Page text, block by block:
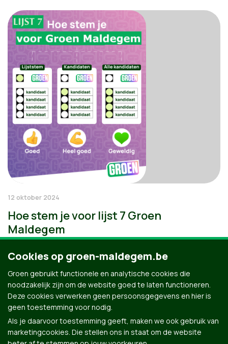
12 oktober 2024
Hoe stem je voor lijst 7 Groen
Maldegem
Cookies op groen-maldegem.be
Groen gebruikt functionele en analytische cookies die
noodzakelijk zijn om de website goed te laten functioneren.
Deze cookies verwerken geen persoonsgegevens en hier is
geen toestemming voor nodig.
Als je daarvoor toestemming geeft, maken we ook gebruik van
marketingcookies. Die stellen ons in staat om de website